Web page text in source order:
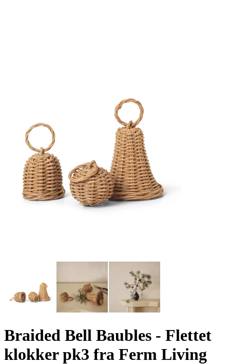
Braided Bell Baubles - Flettet
klokker pk3 fra Ferm Living